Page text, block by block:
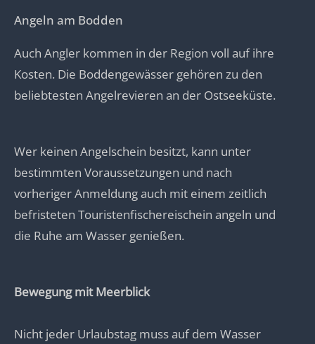
Angeln am Bodden
Auch Angler kommen in der Region voll auf ihre
Kosten. Die Boddengewässer gehören zu den
beliebtesten Angelrevieren an der Ostseeküste.
Wer keinen Angelschein besitzt, kann unter
bestimmten Voraussetzungen und nach
vorheriger Anmeldung auch mit einem zeitlich
befristeten Touristenfischereischein angeln und
die Ruhe am Wasser genießen.
Bewegung mit Meerblick
Nicht jeder Urlaubstag muss auf dem Wasser